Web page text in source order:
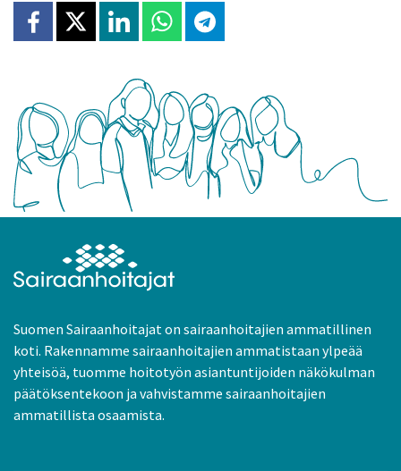
Jaa Facebookissa
Jaa X:ssäJaa Linkedinissä
Jaa Whatsappissa
Jaa Telegramissa
Suomen Sairaanhoitajat on sairaanhoitajien ammatillinen
koti. Rakennamme sairaanhoitajien ammatistaan ylpeää
yhteisöä, tuomme hoitotyön asiantuntijoiden näkökulman
päätöksentekoon ja vahvistamme sairaanhoitajien
ammatillista osaamista.